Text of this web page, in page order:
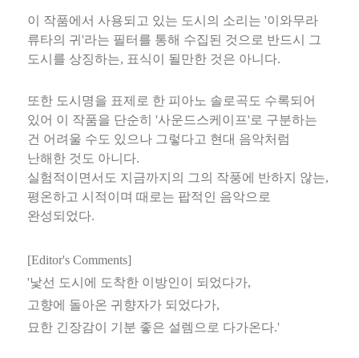
이 작품에서 사용되고 있는 도시의 소리는 '이와무라
류타의 귀'라는 필터를 통해 수집된 것으로 반드시 그
도시를 상징하는, 표식이 될만한 것은 아니다.
또한 도시명을 표제로 한 피아노 솔로곡도 수록되어
있어 이 작품을 단순히 '사운드스케이프'로 구분하는
건 어려울 수도 있으나 그렇다고 현대 음악처럼
난해한 것도 아니다.
실험적이면서도 지금까지의 그의 작풍에 반하지 않는,
평온하고 시적이며 때로는 팝적인 음악으로
완성되었다.
[Editor's Comments]
'낯선 도시에 도착한 이방인이 되었다가,
고향에 돌아온 귀향자가 되었다가,
묘한 긴장감이 기분 좋은 설렘으로 다가온다.'